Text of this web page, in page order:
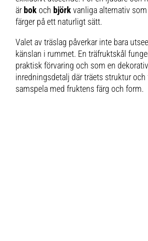
är bok och björk vanliga alternativ
färger på ett naturligt sätt.
Valet av träslag påverkar inte bara
känslan i rummet. En träfruktskål
praktisk förvaring och som en dekorativ
inredningsdetalj där träets struktur och
samspela med fruktens färg och form.